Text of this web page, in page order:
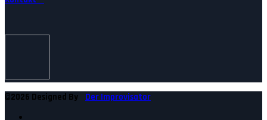
©2026 Designed By Der Improvisator